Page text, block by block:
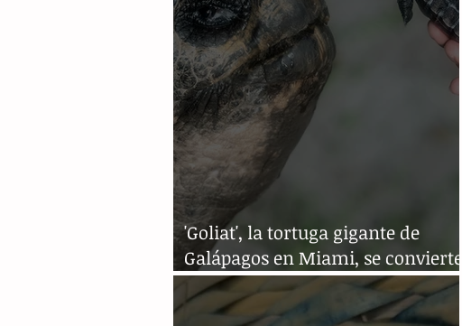
'Goliat', la tortuga gigante de
Galápagos en Miami, se convierte
en padre a los 134 años